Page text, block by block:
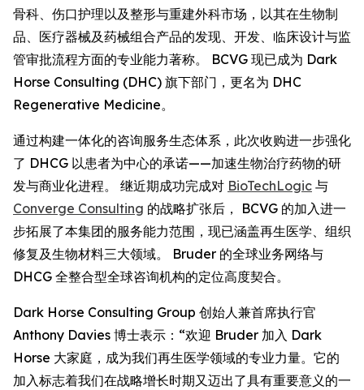
骨科、伤口护理以及整形与重建外科市场，以其在生物制
品、医疗器械及药械组合产品的发现、开发、临床设计与监
管审批流程方面的专业能力著称。 BCVG 现已成为 Dark
Horse Consulting (DHC) 旗下部门，更名为 DHC
Regenerative Medicine。
通过构建一体化的咨询服务生态体系，此次收购进一步强化
了 DHCG 以患者为中心的承诺——加速生物治疗药物的研
发与商业化进程。 继近期成功完成对 BioTechLogic 与
Converge Consulting 的战略扩张后， BCVG 的加入进一
步拓展了本集团的服务能力范围，现已涵盖再生医学、组织
修复及生物材料三大领域。 Bruder 的全球业务网络与
DHCG 全整合型全球咨询机构的定位高度契合。
Dark Horse Consulting Group 创始人兼首席执行官
Anthony Davies 博士表示：“欢迎 Bruder 加入 Dark
Horse 大家庭，成为我们再生医学领域的专业力量。它的
加入标志着我们在战略增长时期又迈出了具有重要意义的一